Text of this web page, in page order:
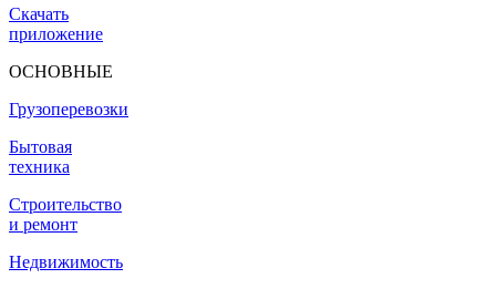
Скачать
приложение
ОСНОВНЫЕ
Грузоперевозки
Бытовая
техника
Строительство
и ремонт
Недвижимость